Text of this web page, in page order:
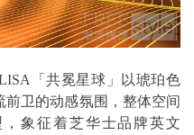
「共冕星球」以琥珀色
卫的动感氛围，整体空间
象征着芝华士品牌英文